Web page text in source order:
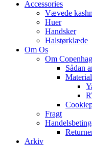
Accessories
Vævede
Huer
Handsker
Halstørklæde
Om Os
Om
Sådan
Fragt
Arkiv